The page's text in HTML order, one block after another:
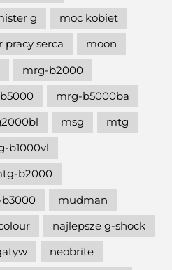
g
moc kobiet
pracy serca
moon
mrg-b2000
mrg-b5000ba
msg
mtg
b1000vl
b2000
mudman
najlepsze g-shock
neobrite